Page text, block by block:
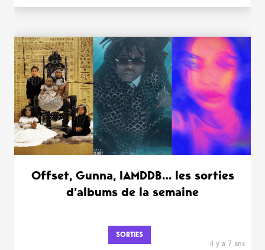
Offset, Gunna, IAMDDB… les sorties
d’albums de la semaine
SORTIES
il y a 7 ans